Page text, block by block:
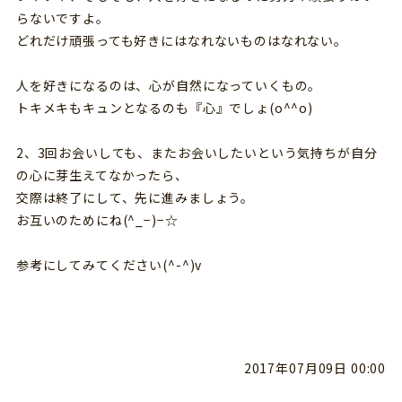
らないですよ。
どれだけ頑張っても好きにはなれないものはなれない。
人を好きになるのは、心が自然になっていくもの。
トキメキもキュンとなるのも『心』でしょ(o^^o)
2、3回お会いしても、またお会いしたいという気持ちが自分
の心に芽生えてなかったら、
交際は終了にして、先に進みましょう。
お互いのためにね(^_−)−☆
参考にしてみてください(^-^)v
2017年07月09日 00:00